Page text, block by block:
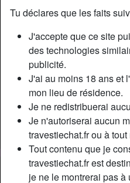
Tu déclares que les faits
J'accepte que ce site
des technologies
publicité.
J'ai au moins 18 ans et
mon lieu de résidence.
Je ne redistribuerai
Je n'autoriserai aucun
travestiechat.fr ou à
Tout contenu que je
travestiechat.fr est
je ne le montrerai pas à
Âge:
Département:
Sexe:
Sexualité:
Relation:
Couleur des cheveux:
Épilé(e):
Fumeur(euse):
Description